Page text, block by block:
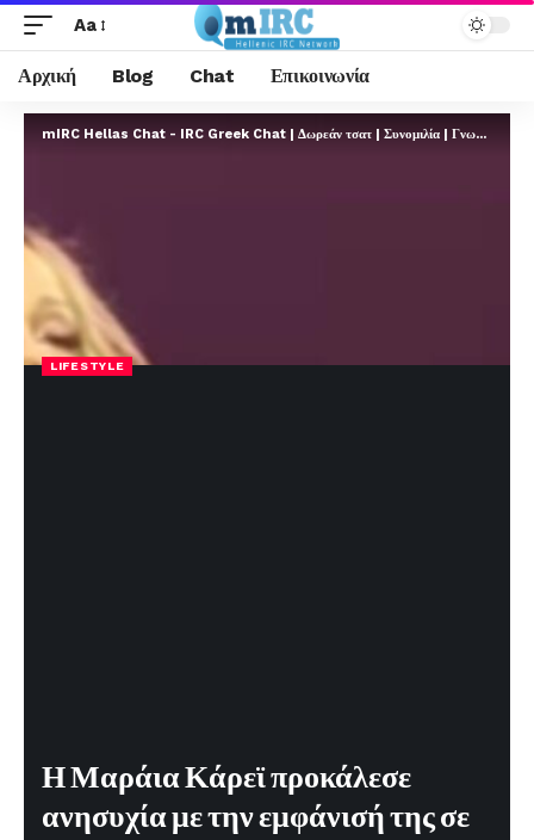
Aa
Αρχική Blog Chat Επικοινωνία
mIRC Hellas Chat - IRC Greek Chat | Δωρεάν τσατ | Συνομιλία | Γνωριμίες | FREE
LIFESTYLE
Η Μαράια Κάρεϊ προκάλεσε
ανησυχία με την εμφάνισή της σε